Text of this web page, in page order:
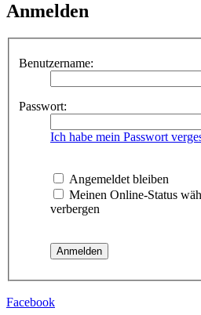
Anmelden
Benutzername:
Passwort:
Ich habe mein Passwort
Angemeldet bleiben
Meinen Online-Status
verbergen
Facebook